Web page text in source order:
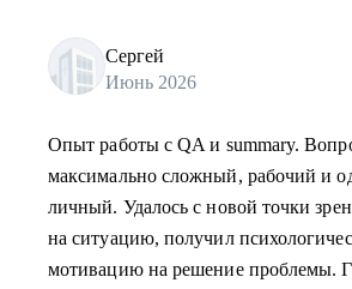
Сергей
Июнь 2026
Опыт работы с QA и summary.
максимально сложный, рабочий и
личный. Удалось с новой точки
на ситуацию, получил
мотивацию на решение проблемы.